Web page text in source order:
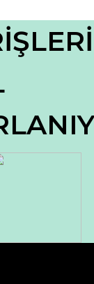
teşekkür ederiz.
veya
bilgiler bulunuyor.
daha pahalı.
alternatifler olmalı.